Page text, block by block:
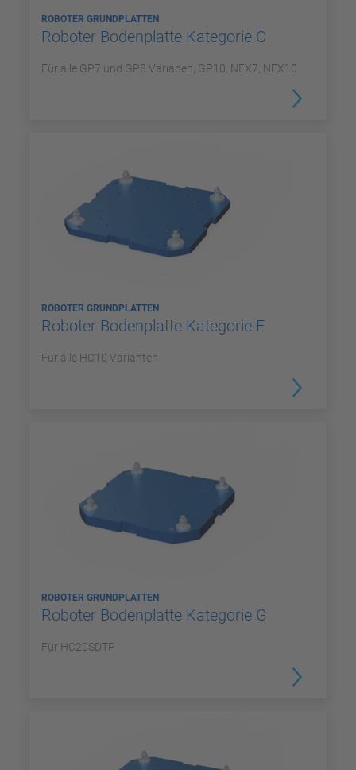
ROBOTER GRUNDPLATTEN
Roboter Bodenplatte Kategorie C
Für alle GP7 und GP8 Varianen, GP10, NEX7, NEX10
ROBOTER GRUNDPLATTEN
Roboter Bodenplatte Kategorie E
Für alle HC10 Varianten
ROBOTER GRUNDPLATTEN
Roboter Bodenplatte Kategorie G
Für HC20SDTP